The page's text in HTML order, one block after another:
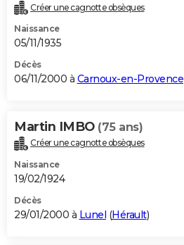
Créer une cagnotte obsèques
Naissance
05/11/1935
Décès
06/11/2000 à Carnoux-en-Provence
Martin IMBO (75 ans)
Créer une cagnotte obsèques
Naissance
19/02/1924
Décès
29/01/2000 à Lunel (Hérault)